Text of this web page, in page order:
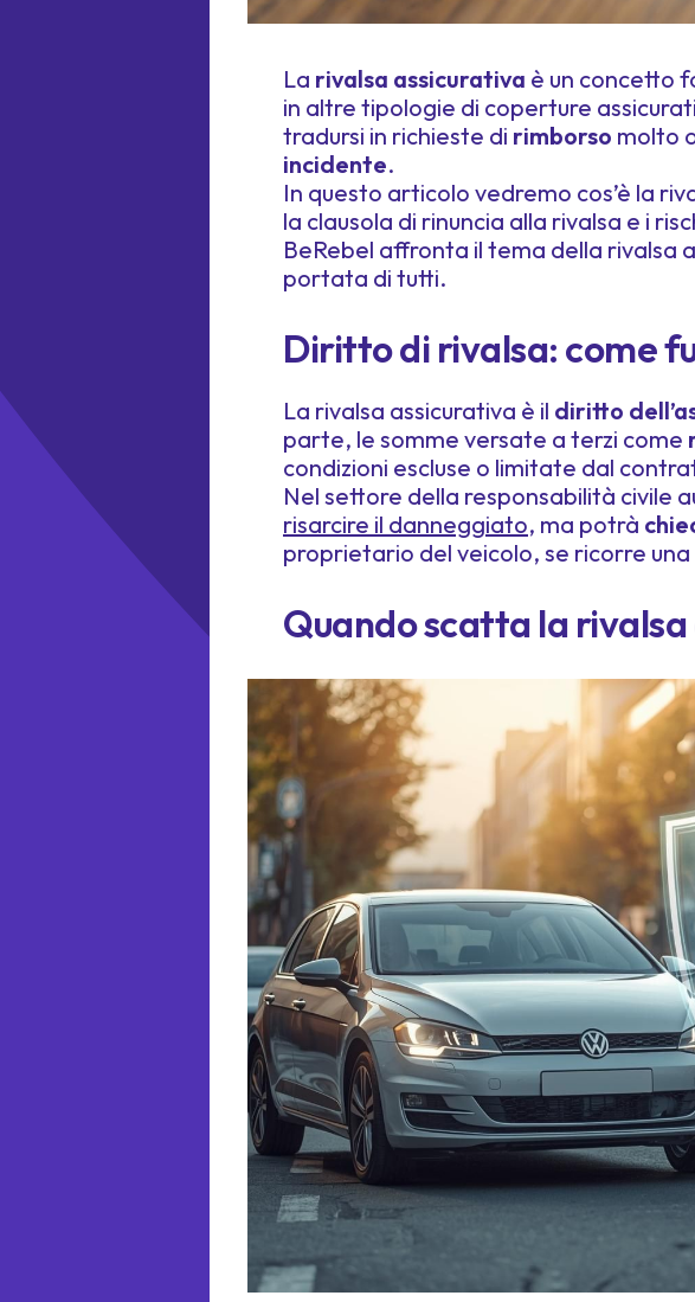
La rivalsa assicurativa è un concetto
in altre tipologie di coperture
tradursi in richieste di rimborso molto
incidente.
In questo articolo vedremo cos’è la
la clausola di rinuncia alla rivalsa e i
BeRebel affronta il tema della rivalsa
portata di tutti.
Diritto di rivalsa: come
La rivalsa assicurativa è il diritto
parte, le somme versate a terzi come
condizioni escluse o limitate dal
Nel settore della responsabilità civile
risarcire il danneggiato, ma potrà
proprietario del veicolo, se ricorre
Quando scatta la